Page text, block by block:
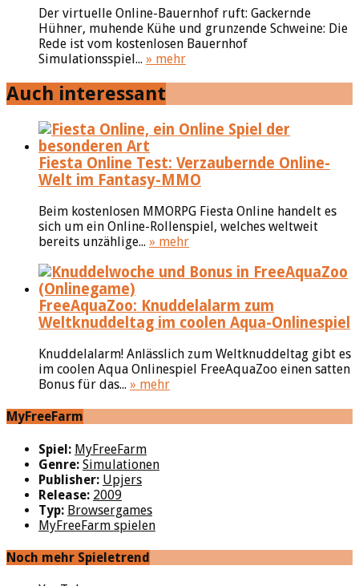
Der virtuelle Online-Bauernhof ruft: Gackernde
Hühner, muhende Kühe und grunzende Schweine: Die
Rede ist vom kostenlosen Bauernhof
Simulationsspiel... » mehr
Auch interessant
Fiesta Online Test: Verzaubernde Online-
Welt im Fantasy-MMO
Beim kostenlosen MMORPG Fiesta Online handelt es
sich um ein Online-Rollenspiel, welches weltweit
bereits unzählige... » mehr
FreeAquaZoo: Knuddelalarm zum
Weltknuddeltag im coolen Aqua-Onlinespiel
Knuddelalarm! Anlässlich zum Weltknuddeltag gibt es
im coolen Aqua Onlinespiel FreeAquaZoo einen satten
Bonus für das... » mehr
MyFreeFarm
Spiel: MyFreeFarm
Genre: Simulationen
Publisher: Upjers
Release: 2009
Typ: Browsergames
MyFreeFarm spielen
Noch mehr Spieletrend